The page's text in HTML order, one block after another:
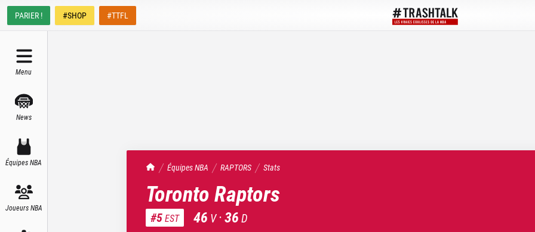
PARIER ! #SHOP #TTFL
Menu
News
Équipes NBA
Joueurs NBA
TrashTalk Actu NBA
Équipes NBA RAPTORS Stats
Toronto Raptors
#5EST 46 V ·36 D